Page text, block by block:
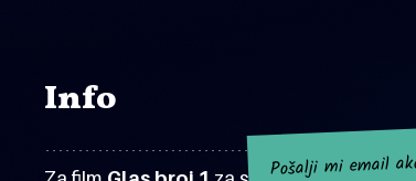
Info
Pošalji mi email